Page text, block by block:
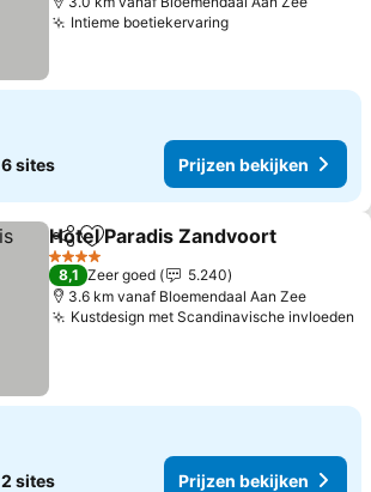
Intieme boetiekervaring
6 sites Prijzen bekijken
DelenToevoegen aan favorieten
Hotel Paradis Zandvoort
4 Sterren
8,1 Zeer goed
5.240
3.6 km vanaf Bloemendaal Aan Zee
Kustdesign met Scandinavische invloeden
2 sites Prijzen bekijken